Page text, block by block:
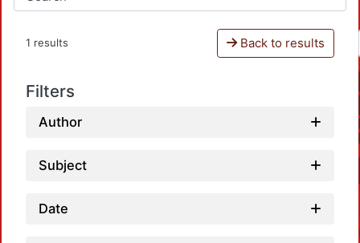
1 results Back to results
Filters
Author
Subject
Date